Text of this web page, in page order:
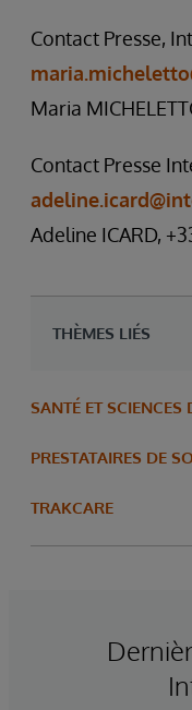
Contact Presse,
Maria
Contact Presse
Adeline ICARD,
THÈMES LIÉS
SANTÉ ET SCIENCES
PRESTATAIRES DE
TRAKCARE